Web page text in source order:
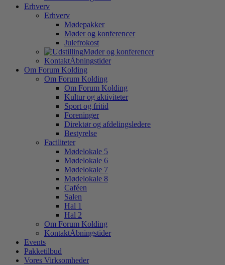
Erhverv
Erhverv
Mødepakker
Møder og konferencer
Julefrokost
Møder og konferencer
KontaktÅbningstider
Om Forum Kolding
Om Forum Kolding
Om Forum Kolding
Kultur og aktiviteter
Sport og fritid
Foreninger
Direktør og afdelingsledere
Bestyrelse
Faciliteter
Mødelokale 5
Mødelokale 6
Mødelokale 7
Mødelokale 8
Caféen
Salen
Hal 1
Hal 2
Om Forum Kolding
KontaktÅbningstider
Events
Pakketilbud
Vores Virksomheder